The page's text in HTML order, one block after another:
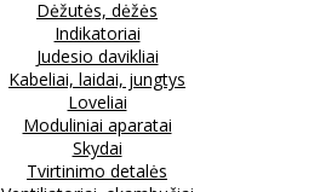
Dėžutės, dėžės
Indikatoriai
Judesio davikliai
Kabeliai, laidai, jungtys
Loveliai
Moduliniai aparatai
Skydai
Tvirtinimo detalės